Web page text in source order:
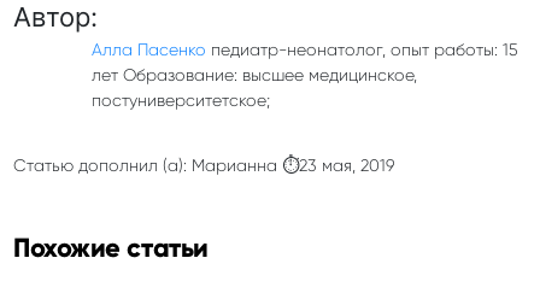
Автор:
Алла Пасенко педиатр-неонатолог, опыт работы: 15
лет Образование: высшее медицинское,
постуниверситетское;
Статью дополнил (а): Марианна ⏱23 мая, 2019
Похожие статьи